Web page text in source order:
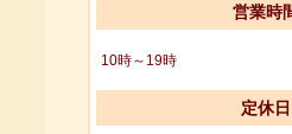
営業時
10時～19時
定休日